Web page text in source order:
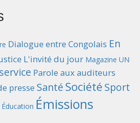
Dialogue entre Congolais En
L'invité du jour Magazine UN
Parole aux auditeurs
presse Santé Société Sport
Éducation Émissions